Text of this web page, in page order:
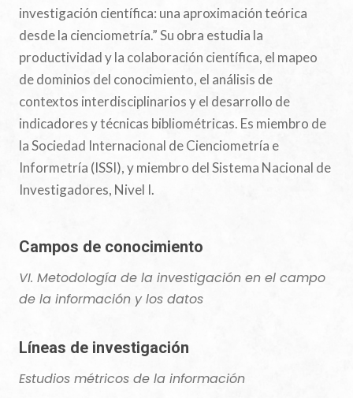
investigación científica: una aproximación teórica
desde la cienciometría.” Su obra estudia la
productividad y la colaboración científica, el mapeo
de dominios del conocimiento, el análisis de
contextos interdisciplinarios y el desarrollo de
indicadores y técnicas bibliométricas. Es miembro de
la Sociedad Internacional de Cienciometría e
Informetría (ISSI), y miembro del Sistema Nacional de
Investigadores, Nivel I.
Campos de conocimiento
VI. Metodología de la investigación en el campo
de la información y los datos
Líneas de investigación
Estudios métricos de la información